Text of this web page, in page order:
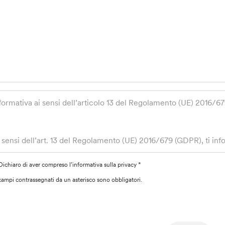
ai sensi dell’articolo 13 del Regolamento (UE) 2016/
dell’art. 13 del Regolamento (UE) 2016/679 (GDPR), ti
forniti, saranno trattati da Banca Popolare Etica
7 Titolare del trattamento, per dare seguito alla tua
la suddetta finalità si basa sulla necessità di dare corretta
di aver compreso l’informativa sulla privacy *
contrassegnati da un asterisco sono obbligatori.